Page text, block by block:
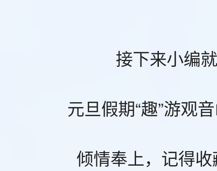
接下来小编
元旦假期“趣”游观
倾情奉上，记得